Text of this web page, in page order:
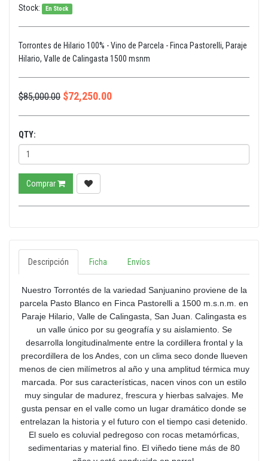
Stock:
En Stock
Torrontes de Hilario 100% - Vino de Parcela - Finca Pastorelli, Paraje
Hilario, Valle de Calingasta 1500 msnm
$85,000.00 $72,250.00
QTY:
Comprar
Descripción Ficha Envíos
Nuestro Torrontés de la variedad Sanjuanino proviene de la
parcela Pasto Blanco en Finca Pastorelli a 1500 m.s.n.m. en
Paraje Hilario, Valle de Calingasta, San Juan. Calingasta es
un valle único por su geografía y su aislamiento. Se
desarrolla longitudinalmente entre la cordillera frontal y la
precordillera de los Andes, con un clima seco donde llueven
menos de cien milímetros al año y una amplitud térmica muy
marcada. Por sus características, nacen vinos con un estilo
muy singular de madurez, frescura y hierbas salvajes. Me
gusta pensar en el valle como un lugar dramático donde se
entrelazan la historia y el futuro con el tiempo casi detenido.
El suelo es coluvial pedregoso con rocas metamórficas,
sedimentarias y material fino. El viñedo tiene más de 80